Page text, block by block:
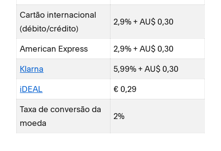
Cartão internacional
(débito/crédito)
2,9% + AU$ 0,30
American Express 2,9% + AU$ 0,30
Klarna 5,99% + AU$ 0,30
iDEAL € 0,29
Taxa de conversão da
moeda
2%